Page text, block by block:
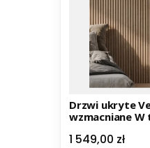
Drzwi ukryte
Cena
1 549,00 zł